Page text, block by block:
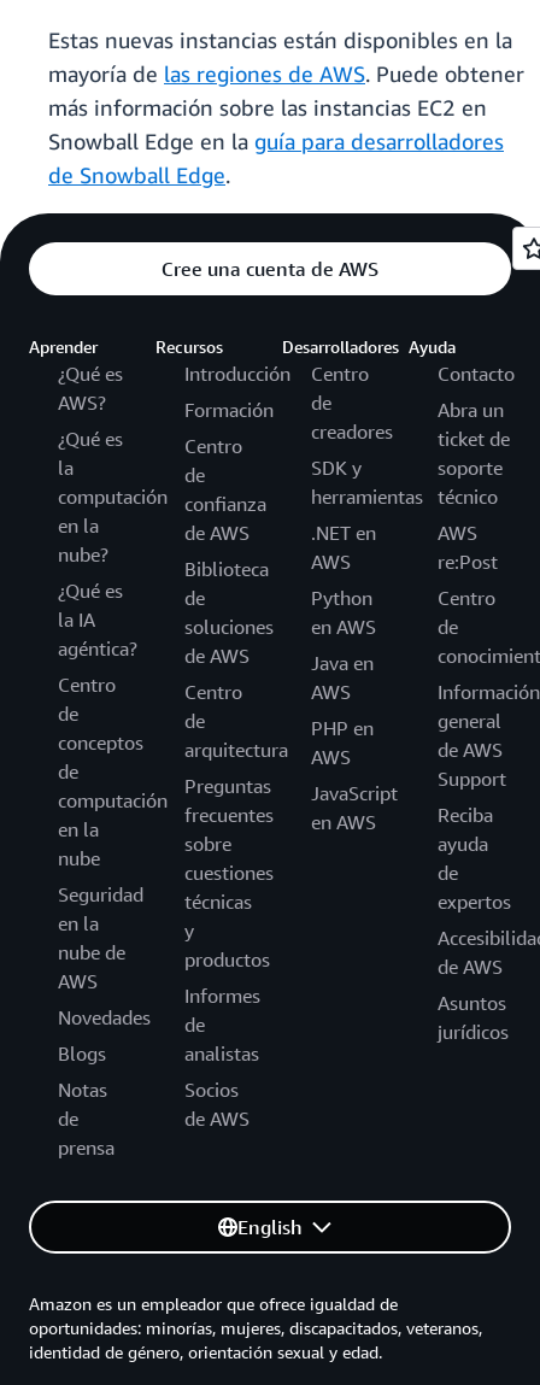
Estas nuevas instancias están disponibles en la
mayoría de las regiones de AWS. Puede obtener
más información sobre las instancias EC2 en
Snowball Edge en la guía para desarrolladores
de Snowball Edge.
Cree una cuenta de AWS
Aprender
¿Qué es
AWS?
¿Qué es
la
computación
en la
nube?
¿Qué es
la IA
agéntica?
Centro
de
conceptos
de
computación
en la
nube
Seguridad
en la
nube de
AWS
Novedades
Blogs
Notas
de
prensa
Recursos
Introducción
Formación
Centro
de
confianza
de AWS
Biblioteca
de
soluciones
de AWS
Centro
de
arquitectura
Preguntas
frecuentes
sobre
cuestiones
técnicas
y
productos
Informes
de
analistas
Socios
de AWS
Desarrolladores
Centro
de
creadores
SDK y
herramientas
.NET en
AWS
Python
en AWS
Java en
AWS
PHP en
AWS
JavaScript
en AWS
Ayuda
Contacto
Abra un
ticket de
soporte
técnico
AWS
re:Post
Centro
de
Información
general
de AWS
Support
Reciba
ayuda
de
expertos
de AWS
Asuntos
jurídicos
English
Amazon es un empleador que ofrece igualdad de
oportunidades: minorías, mujeres, discapacitados, veteranos,
identidad de género, orientación sexual y edad.